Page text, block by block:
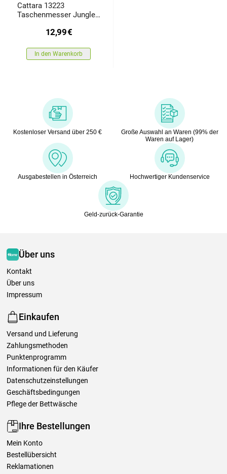
Cattara 13223
Taschenmesser Jungle,
12,99€
In den Warenkorb
Kostenloser Versand über 250 €
Große Auswahl an Waren (99% der
Waren auf Lager)
Ausgabestellen in Österreich Hochwertiger Kundenservice
Geld-zurück-Garantie
Über uns
Kontakt
Über uns
Impressum
Einkaufen
Versand und Lieferung
Zahlungsmethoden
Punktenprogramm
Informationen für den Käufer
Datenschutzeinstellungen
Geschäftsbedingungen
Pflege der Bettwäsche
Ihre Bestellungen
Mein Konto
Bestellübersicht
Reklamationen